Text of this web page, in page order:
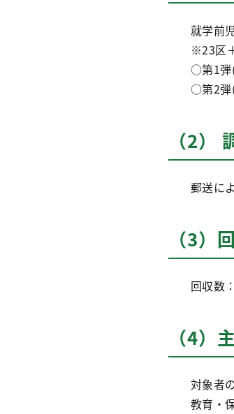
就学前
※23区
○第1弾
○第2弾
（2）
郵送に
（3）
回収数
（4）
対象者
教育・